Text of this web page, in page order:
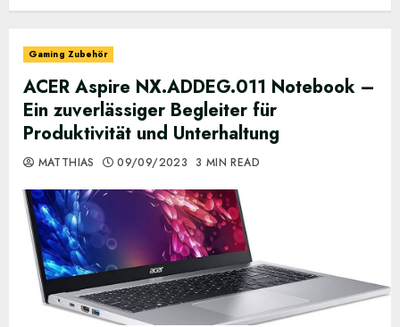
Gaming Zubehör
ACER Aspire NX.ADDEG.011 Notebook –
Ein zuverlässiger Begleiter für
Produktivität und Unterhaltung
MATTHIAS 09/09/2023 3 MIN READ